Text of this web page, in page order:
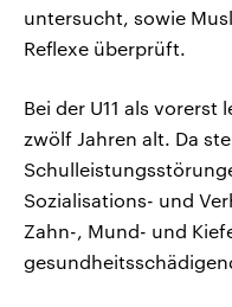
untersucht, sowie
Reflexe überprüft.
Bei der U11 als
zwölf Jahren alt. Da
Sozialisations- und
Zahn-, Mund- und